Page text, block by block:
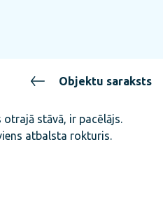
Objektu saraksts
stāvā, ir pacēlājs.
atbalsta rokturis.